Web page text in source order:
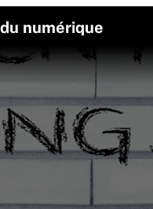
numérique